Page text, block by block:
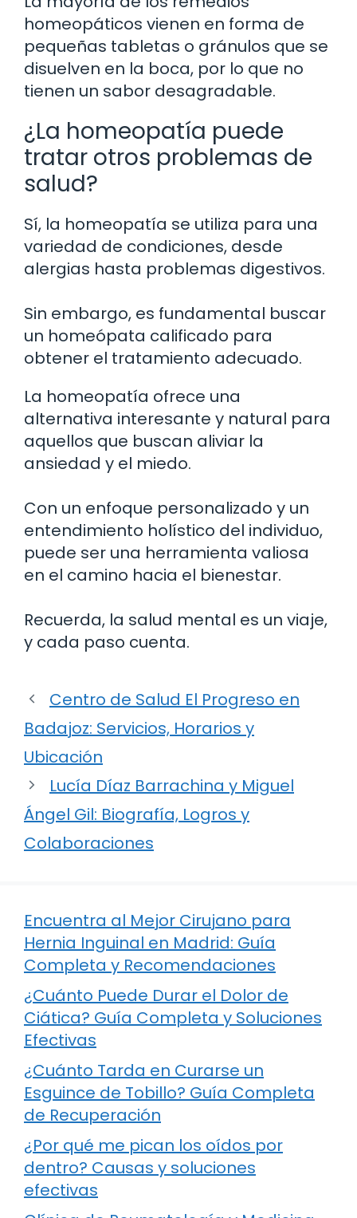
homeopáticos vienen en forma de
pequeñas tabletas o gránulos que se
disuelven en la boca, por lo que no
tienen un sabor desagradable.
¿La homeopatía puede
tratar otros problemas de
salud?
Sí, la homeopatía se utiliza para una
variedad de condiciones, desde
alergias hasta problemas digestivos.
Sin embargo, es fundamental buscar
un homeópata calificado para
obtener el tratamiento adecuado.
La homeopatía ofrece una
alternativa interesante y natural para
aquellos que buscan aliviar la
ansiedad y el miedo.
Con un enfoque personalizado y un
entendimiento holístico del individuo,
puede ser una herramienta valiosa
en el camino hacia el bienestar.
Recuerda, la salud mental es un viaje,
y cada paso cuenta.
Centro de Salud El Progreso en
Badajoz: Servicios, Horarios y
Ubicación
Lucía Díaz Barrachina y Miguel
Ángel Gil: Biografía, Logros y
Colaboraciones
Encuentra al Mejor Cirujano para
Hernia Inguinal en Madrid: Guía
Completa y Recomendaciones
¿Cuánto Puede Durar el Dolor de
Ciática? Guía Completa y Soluciones
Efectivas
¿Cuánto Tarda en Curarse un
Esguince de Tobillo? Guía Completa
de Recuperación
¿Por qué me pican los oídos por
dentro? Causas y soluciones
efectivas